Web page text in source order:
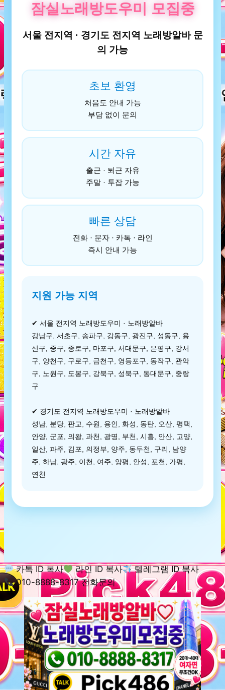
잠실노래방도우미 모집중
서울 전지역 · 경기도 전지역 노래방알바 문
의 가능
초보 환영
처음도 안내 가능
부담 없이 문의
시간 자유
출근 · 퇴근 자유
주말 · 투잡 가능
빠른 상담
전화 · 문자 · 카톡 · 라인
즉시 안내 가능
지원 가능 지역
✔ 서울 전지역 노래방도우미 · 노래방알바
강남구, 서초구, 송파구, 강동구, 광진구, 성동구, 용
산구, 중구, 종로구, 마포구, 서대문구, 은평구, 강서
구, 양천구, 구로구, 금천구, 영등포구, 동작구, 관악
구, 노원구, 도봉구, 강북구, 성북구, 동대문구, 중랑
구
✔ 경기도 전지역 노래방도우미 · 노래방알바
성남, 분당, 판교, 수원, 용인, 화성, 동탄, 오산, 평택,
안양, 군포, 의왕, 과천, 광명, 부천, 시흥, 안산, 고양,
일산, 파주, 김포, 의정부, 양주, 동두천, 구리, 남양
주, 하남, 광주, 이천, 여주, 양평, 안성, 포천, 가평,
연천
카톡 ID 복사 라인 ID 복사
텔레그램 ID 복사
010-8888-8317 전화문의